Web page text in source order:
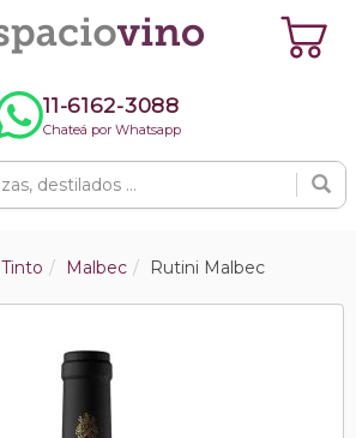
11-6162-3088
Chateá por Whatsapp
Tinto Malbec Rutini Malbec